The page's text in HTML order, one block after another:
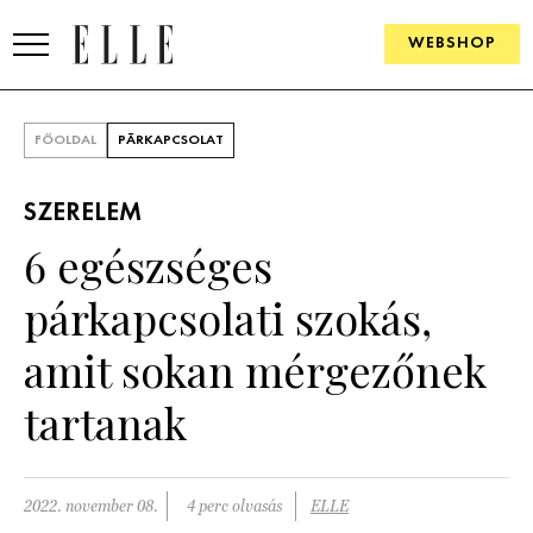
WEBSHOP
SZÉPSÉG
KULTÚRA
PÁRKAPCSOLAT
FŐOLDAL PÁRKAPCSOLAT
SZERELEM
6 egészséges
párkapcsolati szokás,
amit sokan mérgezőnek
tartanak
2022. november 08. 4 perc olvasás ELLE